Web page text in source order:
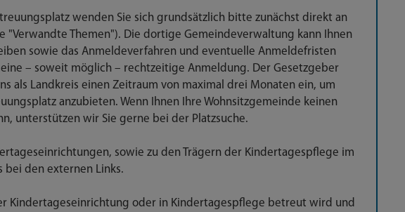
wenden Sie sich grundsätzlich bitte zunächst direkt an
"Verwandte Themen"). Die dortige Gemeindeverwaltung kann Ihnen
sowie das Anmeldeverfahren und eventuelle Anmeldefristen
– soweit möglich – rechtzeitige Anmeldung. Der Gesetzgeber
als Landkreis einen Zeitraum von maximal drei Monaten ein, um
anzubieten. Wenn Ihnen Ihre Wohnsitzgemeinde keinen
unterstützen wir Sie gerne bei der Platzsuche.
sowie zu den Trägern der Kindertagespflege im
bei den externen Links.
Kindertageseinrichtung oder in Kindertagespflege betreut wird und